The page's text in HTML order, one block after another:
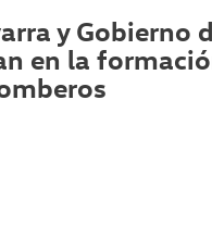
y Gobierno
en la